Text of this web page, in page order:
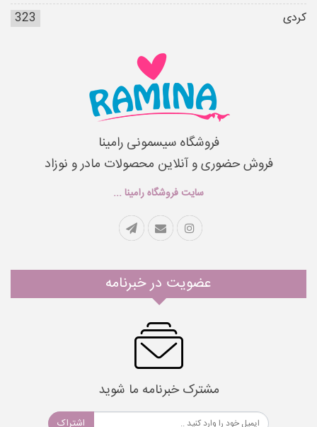
کردی
323
فروشگاه سیسمونی رامینا
فروش حضوری و آنلاین محصولات مادر و نوزاد
سایت فروشگاه رامینا ...
عضویت در خبرنامه
مشترک خبرنامه ما شوید
اشتراک